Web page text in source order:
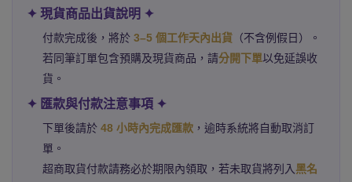
✦ 現貨商品出貨說明 ✦
付款完成後，將於 3–5 個工作天內出貨 （不含例假日）。
若同筆訂單包含預購及現貨商品，請分開下單以免延誤收
貨。
✦ 匯款與付款注意事項 ✦
下單後請於 48 小時內完成匯款 ，逾時系統將自動取消訂
單。
超商取貨付款請務必於期限內領取，若未取貨將列入 黑名